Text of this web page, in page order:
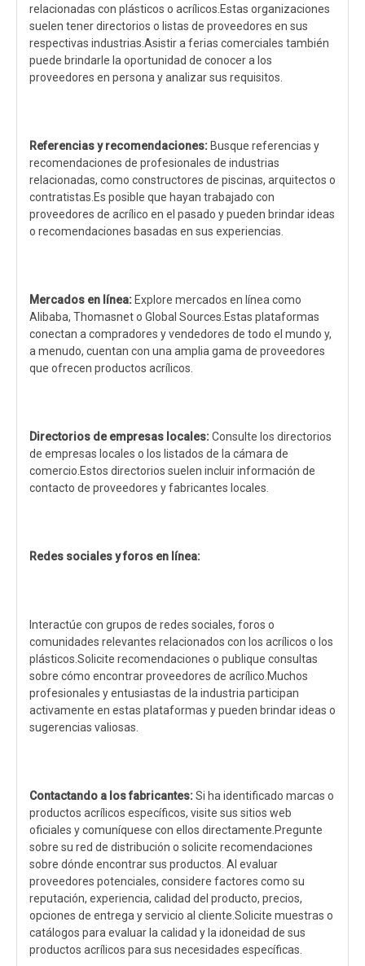
relacionadas con plásticos o acrílicos.Estas organizaciones
suelen tener directorios o listas de proveedores en sus
respectivas industrias.Asistir a ferias comerciales también
puede brindarle la oportunidad de conocer a los
proveedores en persona y analizar sus requisitos.
Referencias y recomendaciones: Busque referencias y
recomendaciones de profesionales de industrias
relacionadas, como constructores de piscinas, arquitectos o
contratistas.Es posible que hayan trabajado con
proveedores de acrílico en el pasado y pueden brindar ideas
o recomendaciones basadas en sus experiencias.
Mercados en línea: Explore mercados en línea como
Alibaba, Thomasnet o Global Sources.Estas plataformas
conectan a compradores y vendedores de todo el mundo y,
a menudo, cuentan con una amplia gama de proveedores
que ofrecen productos acrílicos.
Directorios de empresas locales:Consulte los directorios
de empresas locales o los listados de la cámara de
comercio.Estos directorios suelen incluir información de
contacto de proveedores y fabricantes locales.
Redes sociales y foros en línea:
Interactúe con grupos de redes sociales, foros o
comunidades relevantes relacionados con los acrílicos o los
plásticos.Solicite recomendaciones o publique consultas
sobre cómo encontrar proveedores de acrílico.Muchos
profesionales y entusiastas de la industria participan
activamente en estas plataformas y pueden brindar ideas o
sugerencias valiosas.
Contactando a los fabricantes:Si ha identificado marcas o
productos acrílicos específicos, visite sus sitios web
oficiales y comuníquese con ellos directamente.Pregunte
sobre su red de distribución o solicite recomendaciones
sobre dónde encontrar sus productos. Al evaluar
proveedores potenciales, considere factores como su
reputación, experiencia, calidad del producto, precios,
opciones de entrega y servicio al cliente.Solicite muestras o
catálogos para evaluar la calidad y la idoneidad de sus
productos acrílicos para sus necesidades específicas.